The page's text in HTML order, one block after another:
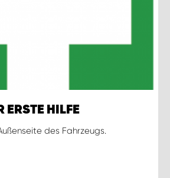
ERSTE HILFE
des Fahrzeugs.